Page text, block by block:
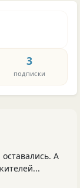
3
подписки
А